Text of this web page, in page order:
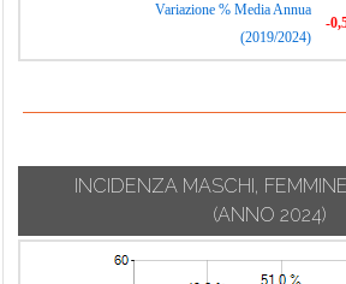
Variazione % Media Annua
(2019/2024)
-
INCIDENZA MASCHI,
(ANNO 2024)